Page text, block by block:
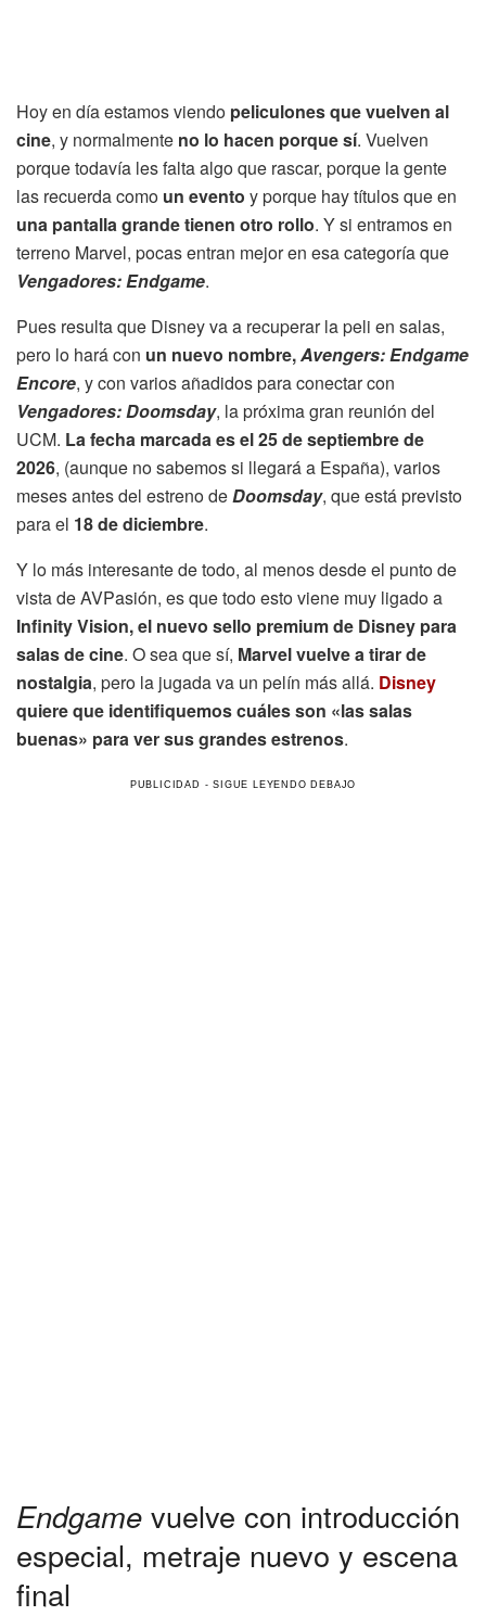
Hoy en día estamos viendo peliculones que vuelven al
cine, y normalmente no lo hacen porque sí. Vuelven
porque todavía les falta algo que rascar, porque la gente
las recuerda como un evento y porque hay títulos que en
una pantalla grande tienen otro rollo. Y si entramos en
terreno Marvel, pocas entran mejor en esa categoría que
Vengadores: Endgame.
Pues resulta que Disney va a recuperar la peli en salas,
pero lo hará con un nuevo nombre,Avengers: Endgame
Encore, y con varios añadidos para conectar con
Vengadores: Doomsday, la próxima gran reunión del
UCM. La fecha marcada es el 25 de septiembre de
2026, (aunque no sabemos si llegará a España), varios
meses antes del estreno deDoomsday, que está previsto
para el 18 de diciembre.
Y lo más interesante de todo, al menos desde el punto de
vista de AVPasión, es que todo esto viene muy ligado a
Infinity Vision, el nuevo sello premium de Disney para
salas de cine. O sea que sí, Marvel vuelve a tirar de
nostalgia, pero la jugada va un pelín más allá. Disney
quiere que identifiquemos cuáles son «las salas
buenas» para ver sus grandes estrenos.
Endgame vuelve con introducción
especial, metraje nuevo y escena
final